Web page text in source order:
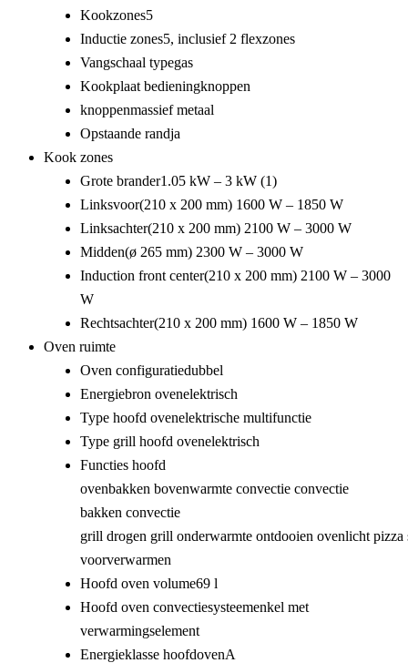
Kookzones5
Inductie zones5, inclusief 2 flexzones
Vangschaal typegas
Kookplaat bedieningknoppen
knoppenmassief metaal
Opstaande randja
Kook zones
Grote brander1.05 kW – 3 kW (1)
Linksvoor(210 x 200 mm) 1600 W – 1850 W
Linksachter(210 x 200 mm) 2100 W – 3000 W
Midden(ø 265 mm) 2300 W – 3000 W
Induction front center(210 x 200 mm) 2100 W – 3000
W
Rechtsachter(210 x 200 mm) 1600 W – 1850 W
Oven ruimte
Oven configuratiedubbel
Energiebron ovenelektrisch
Type hoofd ovenelektrische multifunctie
Type grill hoofd ovenelektrisch
Functies hoofd
ovenbakken bovenwarmte convectie convectie
bakken convectie
grill drogen grill onderwarmte ontdooien ovenlicht pizza
voorverwarmen
Hoofd oven volume69 l
Hoofd oven convectiesysteemenkel met
verwarmingselement
Energieklasse hoofdovenA